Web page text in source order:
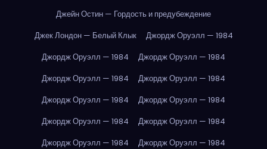
Джейн Остин — Гордость и предубеждение
Джек Лондон — Белый Клык
Джордж Оруэлл — 1984
Джордж Оруэлл — 1984
Джордж Оруэлл — 1984
Джордж Оруэлл — 1984
Джордж Оруэлл — 1984
Джордж Оруэлл — 1984
Джордж Оруэлл — 1984
Джордж Оруэлл — 1984
Джордж Оруэлл — 1984
Джордж Оруэлл — 1984
Джордж Оруэлл — 1984